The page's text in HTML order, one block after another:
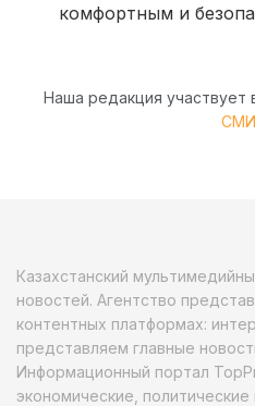
комфортным и
Наша редакция участвует
Казахстанский
новостей. Агентство
контентных платформах:
представляем главные
Информационный портал
экономические, политические